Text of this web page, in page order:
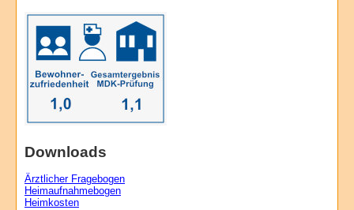
Downloads
Ärztlicher Fragebogen
Heimaufnahmebogen
Heimkosten